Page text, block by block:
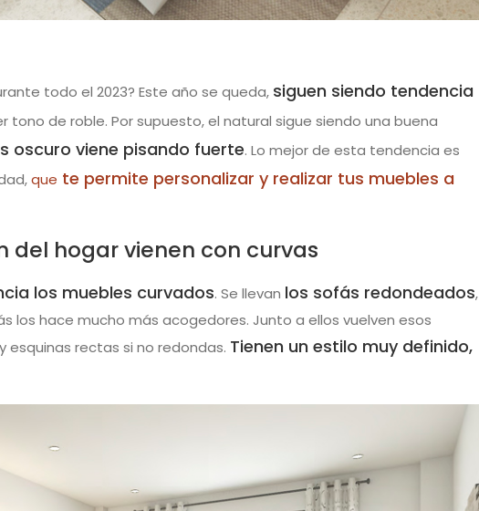
todo el 2023? Este año se queda, siguen siendo tendencia
tono de roble. Por supuesto, el natural sigue siendo una buena
oscuro viene pisando fuerte. Lo mejor de esta tendencia es
que te permite personalizar y realizar tus muebles a
del hogar vienen con curvas
los muebles curvados. Se llevan los sofás redondeados,
los hace mucho más acogedores. Junto a ellos vuelven esos
esquinas rectas si no redondas. Tienen un estilo muy definido,